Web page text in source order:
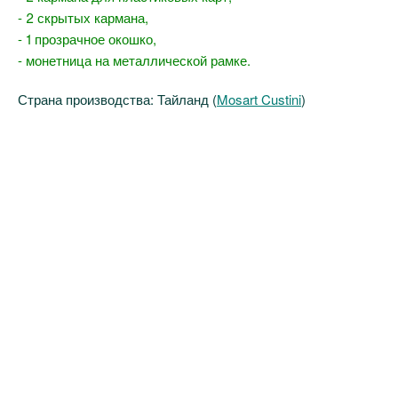
- 2 скрытых кармана,
- 1 прозрачное окошко,
- монетница на металлической рамке.
Страна производства: Тайланд (Mosart Custini)